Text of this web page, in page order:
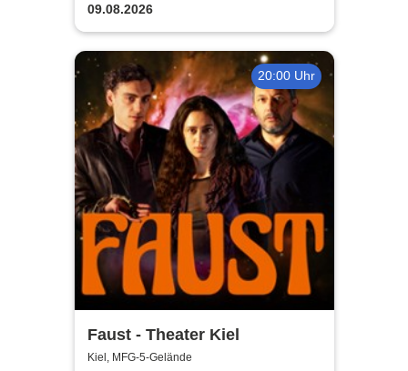
09.08.2026
20:00 Uhr
Faust - Theater Kiel
Kiel, MFG-5-Gelände